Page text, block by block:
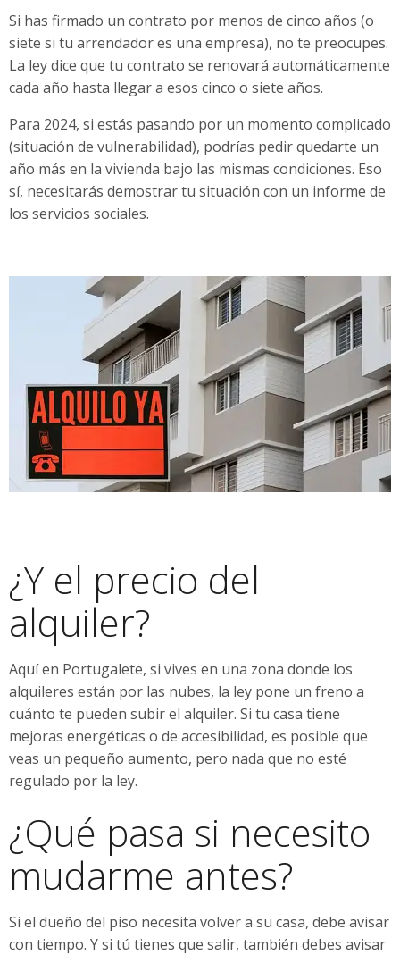
Si has firmado un contrato por menos de cinco años (o
siete si tu arrendador es una empresa), no te preocupes.
La ley dice que tu contrato se renovará automáticamente
cada año hasta llegar a esos cinco o siete años.
Para 2024, si estás pasando por un momento complicado
(situación de vulnerabilidad), podrías pedir quedarte un
año más en la vivienda bajo las mismas condiciones. Eso
sí, necesitarás demostrar tu situación con un informe de
los servicios sociales.
¿Y el precio del
alquiler?
Aquí en Portugalete, si vives en una zona donde los
alquileres están por las nubes, la ley pone un freno a
cuánto te pueden subir el alquiler. Si tu casa tiene
mejoras energéticas o de accesibilidad, es posible que
veas un pequeño aumento, pero nada que no esté
regulado por la ley.
¿Qué pasa si necesito
mudarme antes?
Si el dueño del piso necesita volver a su casa, debe avisar
con tiempo. Y si tú tienes que salir, también debes avisar